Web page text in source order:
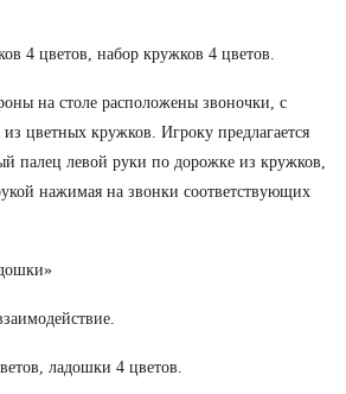
4 цветов, набор кружков 4 цветов.
на столе расположены звоночки, с
цветных кружков. Игроку предлагается
палец левой руки по дорожке из кружков,
нажимая на звонки соответствующих
ладошки 4 цветов.